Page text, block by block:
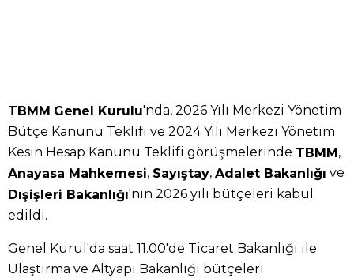
TBMM Genel Kurulu'nda, 2026 Yılı Merkezi Yönetim
Bütçe Kanunu Teklifi ve 2024 Yılı Merkezi Yönetim
Kesin Hesap Kanunu Teklifi görüşmelerinde TBMM,
Anayasa Mahkemesi, Sayıştay, Adalet Bakanlığı ve
Dışişleri Bakanlığı'nın 2026 yılı bütçeleri kabul
edildi.
Genel Kurul'da saat 11.00'de Ticaret Bakanlığı ile
Ulaştırma ve Altyapı Bakanlığı bütçeleri